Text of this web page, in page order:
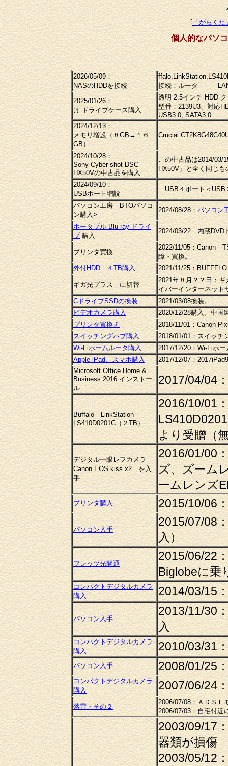
[「がらくた
個人的なパソ
2026/05/09：
NASのHDDを接続
接続：ルータ ―
2025/01/26：
け ドライブケース購入
透明 2.5インチ HDD
型番：2139U3、対応
USB3.0, SATA3.0
2024/12/13：
メモリ増設（８GB→１６
GB）
Crucial
2024/10/28：
Sony Cyber-shot DSC-
HX50Vの中古品を購入
この中古品は2014/03/
HX50V」と全く同じも
2024/09/10：
USBポート増設
USB４ポート＜USB
パソコン工房 BTOパソコ
ン購入>
2024/08/28：パソコン
ポータブル Blu-ray ドライ
ブ購入
2024/03/22 内蔵DVD
プリンタ買換
2022/11/05：Canon
障・買換。
外付HDD ４TB購入
2021/11/25：
ギガ光プラス に切替
2021年８月？？日：
イバーインターネッ
CドライブSSDの換装
2021/03/08換装。
ビデオカメラ購入
2020/12/28購入。中国
プリンタ買換え
2018/11/01：Canon
スイッチングハブ購入
2018/01/01：スイッチ
Wi-Fiホームルータ購入
2017/12/20：Wi-Fiホ
Apple iPad、スマホ購入
2017/12/07：
Microsoft Office Home &
Business 2016 インストー
ル
2017/04/04
Buffalo LinkStation
LS410D0201C（２TB）
2016/10/01
より受贈（
デジタル一眼レフカメラ
Canon EOS kiss x2 を入
手
2016/01/00
ズ、ズーム
ームレンズ
プリンタ購入 2015/10/06
パソコン入手
2015/07/08
入）
フレッツ光開通
2015/06/22
Biglobeに乗
コンパクトデジタルカメラ
購入
2014/03/15
パソコン入手
2013/11/30
入
コンパクトデジタルカメラ
購入
2010/03/31
パソコン入手 2008/01/25
コンパクトデジタルカメラ
購入
2007/06/24
落雷・その２
2006/07/08：ＡＤＳＬ
2006/07/03：自宅付近
2003/09/17
器類が損傷
2003/05/12